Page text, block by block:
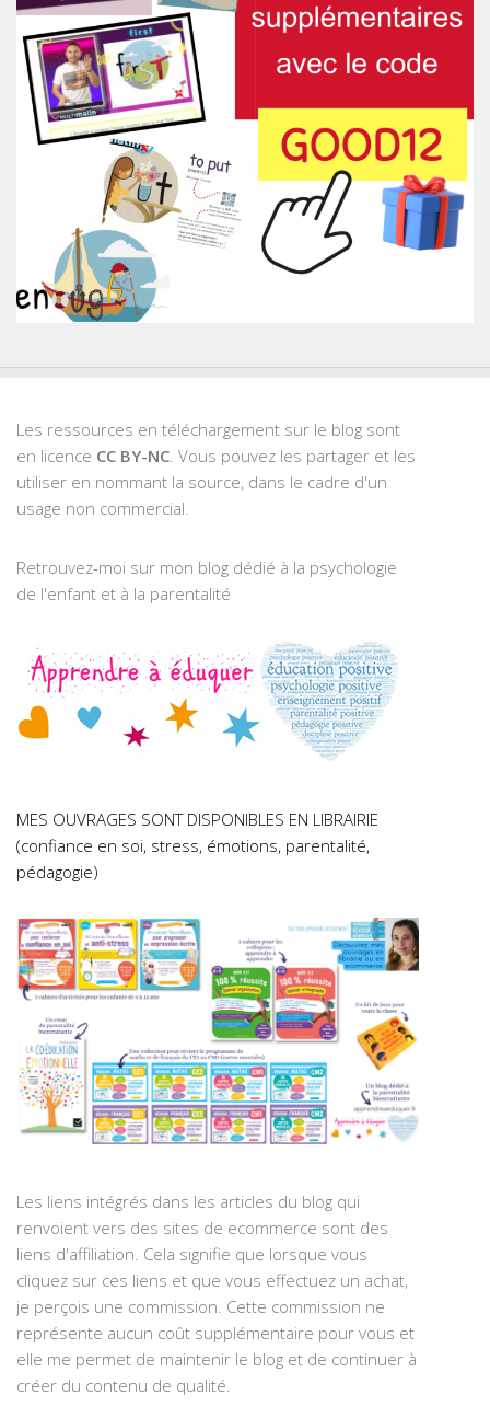
Les ressources en téléchargement sur le blog sont
en licence CC BY-NC . Vous pouvez les partager et les
utiliser en nommant la source, dans le cadre d'un
usage non commercial.
Retrouvez-moi sur mon blog dédié à la psychologie
de l'enfant et à la parentalité
MES OUVRAGES SONT DISPONIBLES EN LIBRAIRIE
(confiance en soi, stress, émotions, parentalité,
pédagogie)
Les liens intégrés dans les articles du blog qui
renvoient vers des sites de ecommerce sont des
liens d'affiliation. Cela signifie que lorsque vous
cliquez sur ces liens et que vous effectuez un achat,
je perçois une commission. Cette commission ne
représente aucun coût supplémentaire pour vous et
elle me permet de maintenir le blog et de continuer à
créer du contenu de qualité.